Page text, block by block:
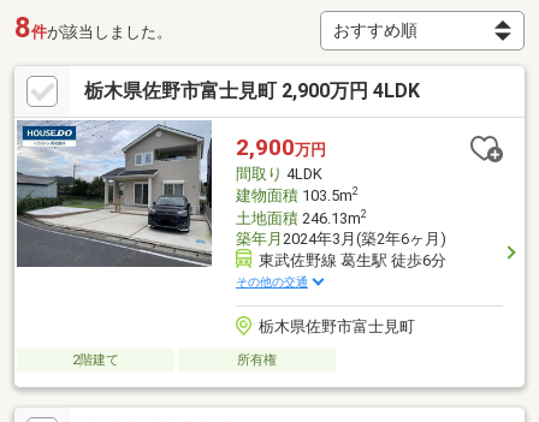
8件が該当しました。
栃木県佐野市富士見町 2,900万円 4LDK
2,900万円
間取り 4LDK
建物面積103.5m2
土地面積246.13m2
築年月 2024年3月(築2年6ヶ月)
東武佐野線 葛生駅 徒歩6分
その他の交通
栃木県佐野市富士見町
2階建て 所有権